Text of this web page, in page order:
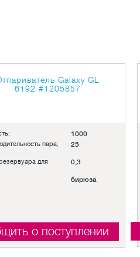
Galaxy GL
6192 #1205857
1000
пара, 25
для
0,3
бирюза
о поступлении